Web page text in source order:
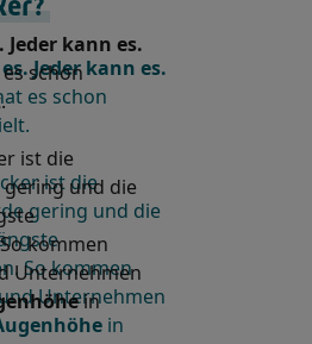
Jeder kann es.
schon
ist die
und die
kommen
Unternehmen
in